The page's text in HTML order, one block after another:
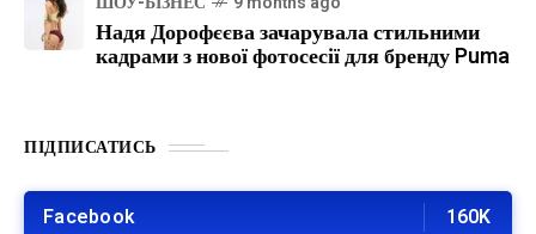
Надя Дорофєєва зачарувала стильними
кадрами з нової фотосесії для бренду Puma
ПІДПИСАТИСЬ
Facebook 160K